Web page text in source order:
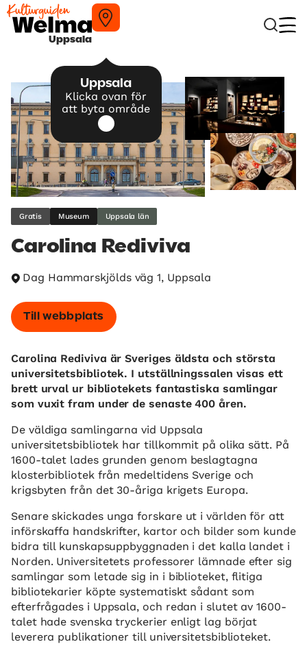
Uppsala
Uppsala
Klicka ovan för
att byta område
Gratis Museum Uppsala län
Carolina Rediviva
Dag Hammarskjölds väg 1, Uppsala
Till webbplats
Carolina Rediviva är Sveriges äldsta och största
universitetsbibliotek. I utställningssalen visas ett
brett urval ur bibliotekets fantastiska samlingar
som vuxit fram under de senaste 400 åren.
De väldiga samlingarna vid Uppsala
universitetsbibliotek har tillkommit på olika sätt. På
1600-talet lades grunden genom beslagtagna
klosterbibliotek från medeltidens Sverige och
krigsbyten från det 30-åriga krigets Europa.
Senare skickades unga forskare ut i världen för att
införskaffa handskrifter, kartor och bilder som kunde
bidra till kunskapsuppbyggnaden i det kalla landet i
Norden. Universitetets professorer lämnade efter sig
samlingar som letade sig in i biblioteket, flitiga
bibliotekarier köpte systematiskt sådant som
efterfrågades i Uppsala, och redan i slutet av 1600-
talet hade svenska tryckerier enligt lag börjat
leverera publikationer till universitetsbiblioteket.